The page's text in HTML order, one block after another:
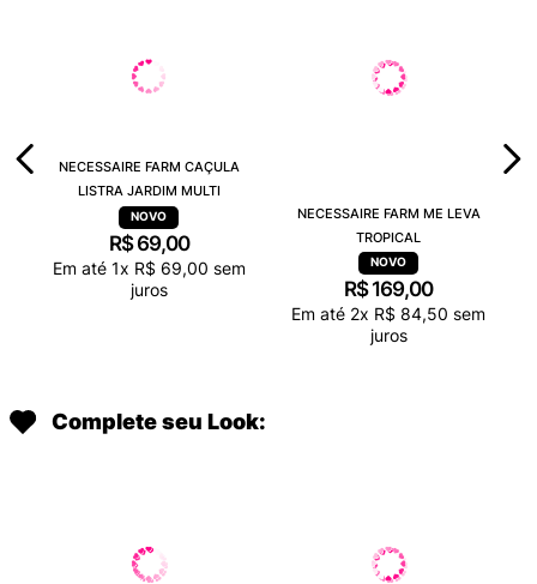
NECESSAIRE FARM CAÇULA
LISTRA JARDIM MULTI
R$ 69,00
Em até 1x R$ 69,00 sem
juros
NECESSAIRE FARM ME LEVA
TROPICAL
R$ 169,00
Em até 2x R$ 84,50 sem
juros
Complete seu Look: